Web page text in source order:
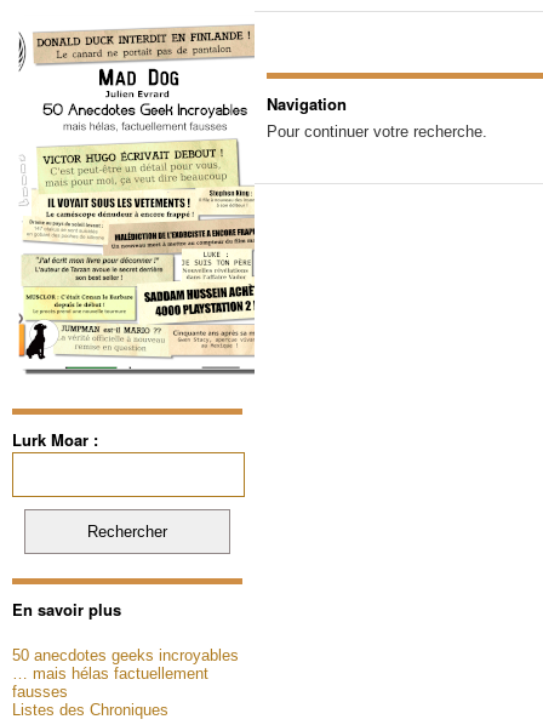
Lurk Moar :
En savoir plus
50 anecdotes geeks incroyables
… mais hélas factuellement
fausses
Listes des Chroniques
Navigation
Pour continuer votre recherche.